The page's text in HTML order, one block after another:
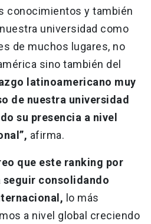
conocimientos y también
universidad como
de muchos lugares, no
sino también del
latinoamericano muy
de nuestra universidad
su presencia a nivel
afirma.
que este ranking por
seguir consolidando
lo más
a nivel global creciendo